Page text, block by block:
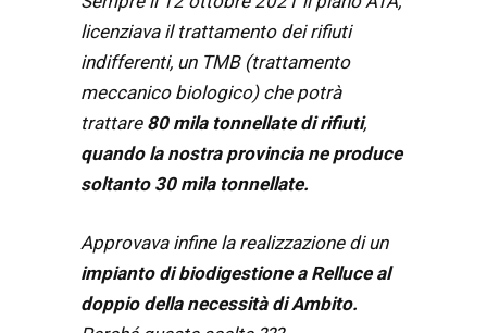
licenziava il trattamento dei rifiuti
indifferenti, un TMB (trattamento
meccanico biologico) che potrà
trattare 80 mila tonnellate di rifiuti,
quando la nostra provincia ne produce
soltanto 30 mila tonnellate.
Approvava infine la realizzazione di un
impianto di biodigestione a Relluce al
doppio della necessità di Ambito.